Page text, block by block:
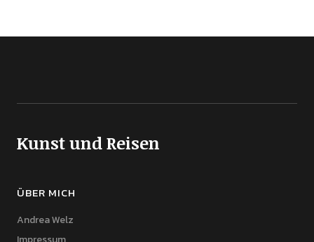
Kunst und Reisen
ÜBER MICH
Andrea Welz